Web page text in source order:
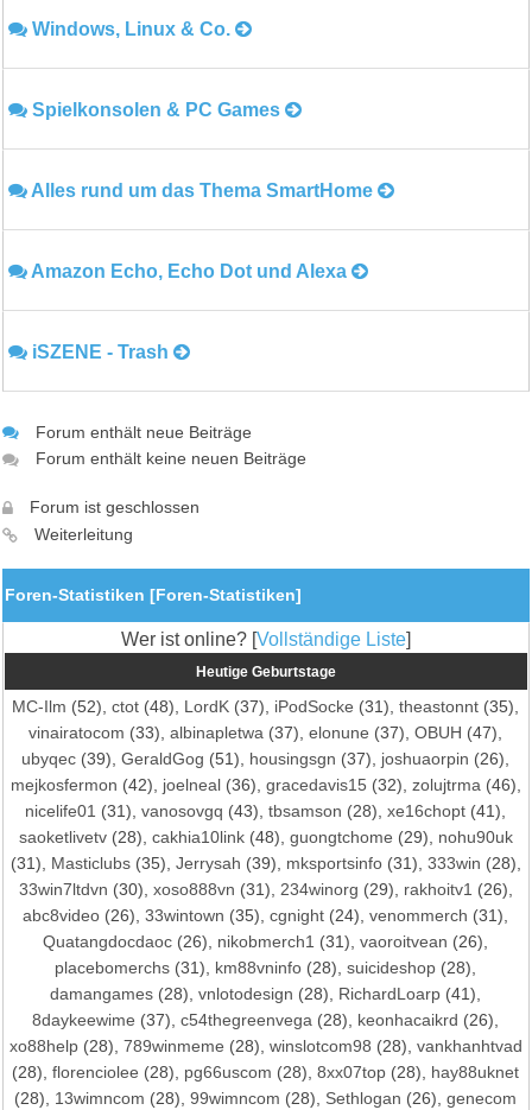
Windows, Linux & Co.
Spielkonsolen & PC Games
Alles rund um das Thema SmartHome
Amazon Echo, Echo Dot und Alexa
iSZENE - Trash
Forum enthält neue Beiträge
Forum enthält keine neuen Beiträge
Forum ist geschlossen
Weiterleitung
Foren-Statistiken [Foren-Statistiken]
Wer ist online? [Vollständige Liste]
Heutige Geburtstage
MC-Ilm (52),ctot (48), LordK (37), iPodSocke (31),theastonnt (35),
vinairatocom (33),albinapletwa (37),elonune (37),OBUH (47),
ubyqec (39),GeraldGog (51), housingsgn (37), joshuaorpin (26),
mejkosfermon (42), joelneal (36), gracedavis15 (32), zolujtrma(46),
nicelife01 (31),vanosovgq (43),tbsamson (28),xe16chopt (41),
saoketlivetv(28), cakhia10link(48), guongtchome (29), nohu90uk
(31), Masticlubs(35), Jerrysah (39), mksportsinfo(31), 333win (28),
33win7ltdvn (30), xoso888vn (31), 234winorg (29), rakhoitv1 (26),
abc8video (26),33wintown (35),cgnight (24),venommerch (31),
Quatangdocdaoc (26), nikobmerch1 (31),vaoroitvean (26),
placebomerchs (31), km88vninfo (28),suicideshop (28),
damangames (28),vnlotodesign (28), RichardLoarp (41),
8daykeewime (37),c54thegreenvega (28), keonhacaikrd (26),
xo88help(28), 789winmeme (28), winslotcom98 (28), vankhanhtvad
(28),florenciolee (28), pg66uscom (28),8xx07top (28), hay88uknet
(28), 13wimncom (28),99wimncom (28), Sethlogan (26),genecom